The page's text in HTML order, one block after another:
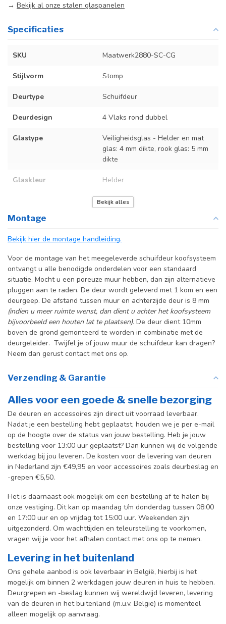
→ Bekijk al onze stalen glaspanelen
Specificaties
SKU Maatwerk2880-SC-CG
Stijlvorm Stomp
Deurtype Schuifdeur
Deurdesign 4 Vlaks rond dubbel
Glastype
Veiligheidsglas - Helder en mat
glas: 4 mm dikte, rook glas: 5 mm
dikte
Glaskleur Helder
Op maat gemaakt
Incl. deurgreep
Incl. systeem
Bekijk alles
Montage
Bekijk hier de montage handleiding.
Voor de montage van het meegeleverde schuifdeur koofsysteem
ontvangt u alle benodigde onderdelen voor een standaard
situatie. Mocht u een poreuze muur hebben, dan zijn alternatieve
pluggen aan te raden. De deur wordt geleverd met 1 kom en een
deurgeep. De afstand tussen muur en achterzijde deur is 8 mm
(indien u meer ruimte wenst, dan dient u achter het koofsysteem
bijvoorbeeld een houten lat te plaatsen). De deur dient 10mm
boven de grond gemonteerd te worden in combinatie met de
deurgeleider. Twijfel je of jouw muur de schuifdeur kan dragen?
Neem dan gerust contact met ons op.
Verzending & Garantie
Alles voor een goede & snelle bezorging
De deuren en accessoires zijn direct uit voorraad leverbaar.
Nadat je een bestelling hebt geplaatst, houden we je per e-mail
op de hoogte over de status van jouw bestelling. Heb je jouw
bestelling voor 13:00 uur geplaatst? Dan kunnen wij de volgende
werkdag bij jou leveren. De kosten voor de levering van deuren
in Nederland zijn €49,95 en voor accessoires zoals deurbeslag en
-grepen €5,50.
Het is daarnaast ook mogelijk om een bestelling af te halen bij
onze vestiging. Dit kan op maandag t/m donderdag tussen 08:00
en 17:00 uur en op vrijdag tot 15:00 uur. Weekenden zijn
uitgezonderd. Om wachttijden en teleurstelling te voorkomen,
vragen wij je voor het afhalen contact met ons op te nemen.
Levering in het buitenland
Ons gehele aanbod is ook leverbaar in België, hierbij is het
mogelijk om binnen 2 werkdagen jouw deuren in huis te hebben.
Deurgrepen en -beslag kunnen wij wereldwijd leveren, levering
van de deuren in het buitenland (m.u.v. België) is momenteel
alleen mogelijk op aanvraag.